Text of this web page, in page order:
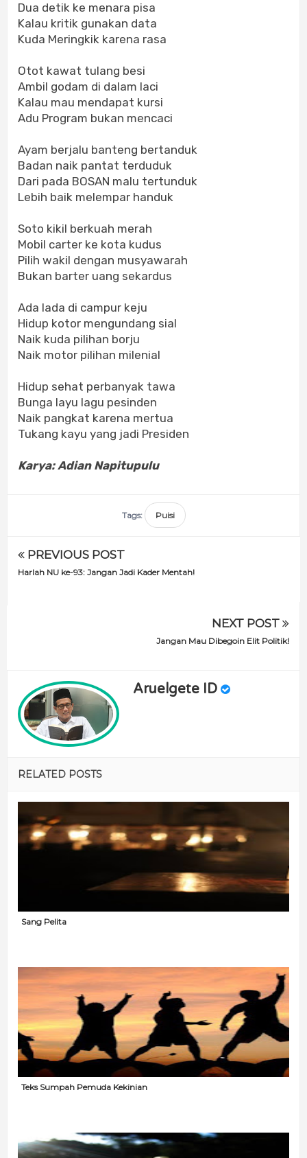
Dua detik ke menara pisa
Kalau kritik gunakan data
Kuda Meringkik karena rasa
Otot kawat tulang besi
Ambil godam di dalam laci
Kalau mau mendapat kursi
Adu Program bukan mencaci
Ayam berjalu banteng bertanduk
Badan naik pantat terduduk
Dari pada BOSAN malu tertunduk
Lebih baik melempar handuk
Soto kikil berkuah merah
Mobil carter ke kota kudus
Pilih wakil dengan musyawarah
Bukan barter uang sekardus
Ada lada di campur keju
Hidup kotor mengundang sial
Naik kuda pilihan borju
Naik motor pilihan milenial
Hidup sehat perbanyak tawa
Bunga layu lagu pesinden
Naik pangkat karena mertua
Tukang kayu yang jadi Presiden
Karya: Adian Napitupulu
Tags: Puisi
PREVIOUS POST
Harlah NU ke-93: Jangan Jadi Kader Mentah!
NEXT POST
Jangan Mau Dibegoin Elit Politik!
Aruelgete ID
RELATED POSTS
Sang Pelita
Teks Sumpah Pemuda Kekinian